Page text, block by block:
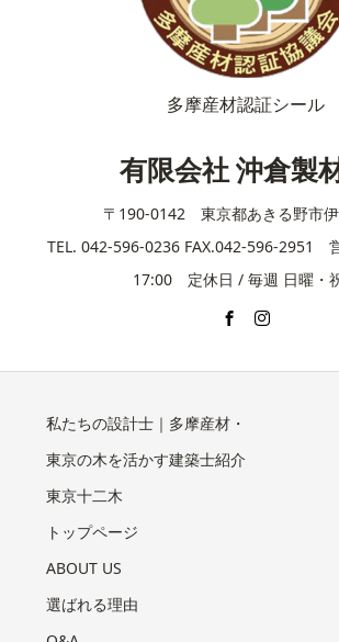
多摩産材認証シール
有限会社 沖倉製
〒190-0142 東京都あきる野市
TEL. 042-596-0236 FAX.042-596-2951
17:00 定休日 / 毎週 日曜・
私たちの設計士｜多摩産材・
東京の木を活かす建築士紹介
東京十二木
トップページ
ABOUT US
選ばれる理由